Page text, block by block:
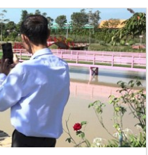
ngược xuống đất, nội thất và vật